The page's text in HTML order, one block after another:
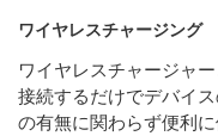
ワイヤレスチャージング
ワイヤレスチャージャ
接続するだけでデバイ
の有無に関わらず便利に